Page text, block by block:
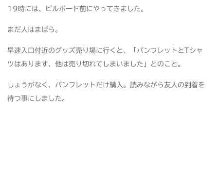
19時には、ビルボード前にやってきました。
まだ人はまばら。
早速入口付近のグッズ売り場に行くと、「パンフレットとTシャ
ツはあります、他は売り切れてしまいました」とのこと。
しょうがなく、パンフレットだけ購入。読みながら友人の到着を
待つ事にしました。